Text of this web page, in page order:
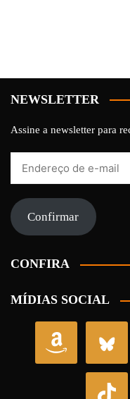
NEWSLETTER
Assine a newsletter para
mail Confirmar
CONFIRA
MÍDIAS SOCIAL